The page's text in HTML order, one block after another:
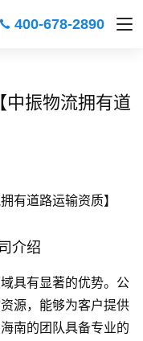
400-678-2890
中振物流拥有道
有道路运输资质】
介绍
具有显著的优势。公
源，能够为客户提供
南的团队具备专业的